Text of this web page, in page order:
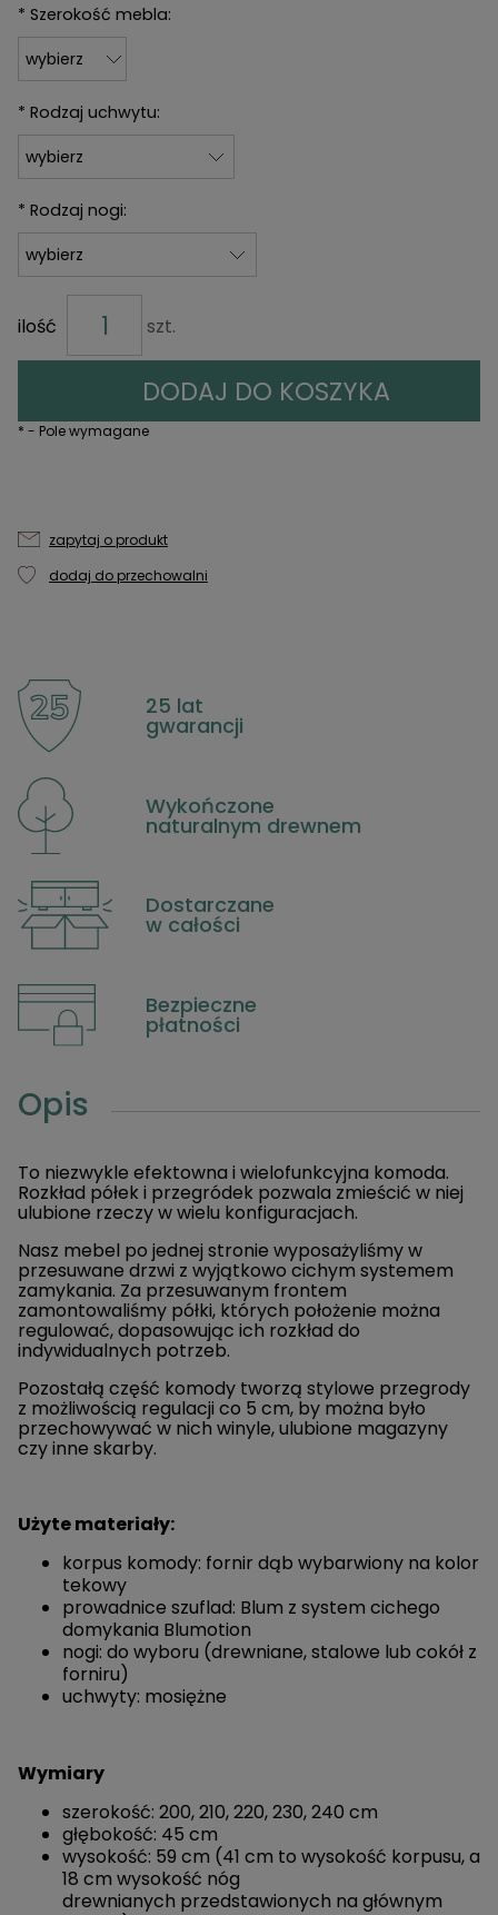
* Szerokość mebla:
* Rodzaj uchwytu:
* Rodzaj nogi:
ilość szt.
DODAJ DO KOSZYKA
* - Pole wymagane
zapytaj o produkt
dodaj do przechowalni
25 lat
gwarancji
Wykończone
naturalnym drewnem
Dostarczane
w całości
Bezpieczne
płatności
Opis
To niezwykle efektowna i wielofunkcyjna komoda.
Rozkład półek i przegródek pozwala zmieścić w niej
ulubione rzeczy w wielu konfiguracjach.
Nasz mebel po jednej stronie wyposażyliśmy w
przesuwane drzwi z wyjątkowo cichym systemem
zamykania. Za przesuwanym frontem
zamontowaliśmy półki, których położenie można
regulować, dopasowując ich rozkład do
indywidualnych potrzeb.
Pozostałą część komody tworzą stylowe przegrody
z możliwością regulacji co 5 cm, by można było
przechowywać w nich winyle, ulubione magazyny
czy inne skarby.
Użyte materiały:
korpus komody: fornir dąb wybarwiony na kolor
tekowy
prowadnice szuflad: Blum z system cichego
domykania Blumotion
nogi: do wyboru (drewniane, stalowe lub cokół z
forniru)
uchwyty: mosiężne
Wymiary
szerokość: 200, 210, 220, 230, 240 cm
głębokość: 45 cm
wysokość: 59 cm (41 cm to wysokość korpusu, a
18 cm wysokość nóg
drewnianych przedstawionych na głównym